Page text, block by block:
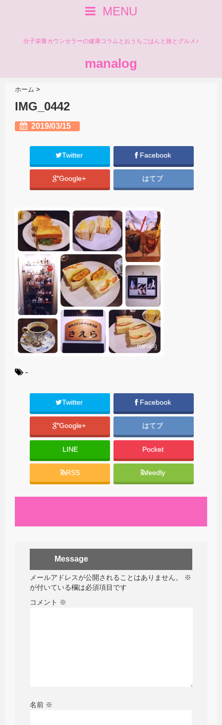
MENU
分子栄養カウンセラーの健康コラムとおうちごはんと旅とグルメ♪
manalog
ホーム >
IMG_0442
2019/03/15
Twitter Facebook
Google+ はてブ
-
Twitter Facebook
Google+ はてブ
LINE Pocket
RSS feedly
Message
メールアドレスが公開されることはありません。
※
が付いている欄は必須項目です
コメント ※
名前 ※